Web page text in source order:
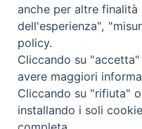
anche per altre
dell'esperienza",
policy.
Cliccando su
avere maggiori
Cliccando su "rifiuta"
installando i soli